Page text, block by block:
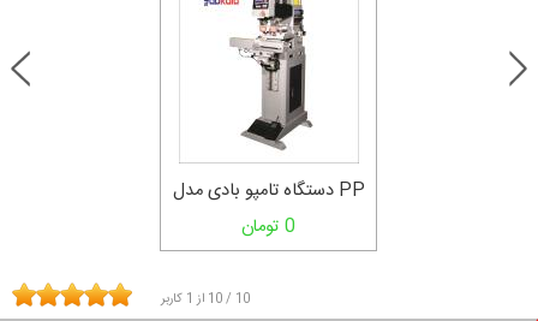
دستگاه تامپو بادی مدل PP
1350 تومان
10 / 10 از 1 کاربر